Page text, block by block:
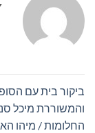
ביקור בית עם
והמשוררת מיכל
החלומות / מיהו